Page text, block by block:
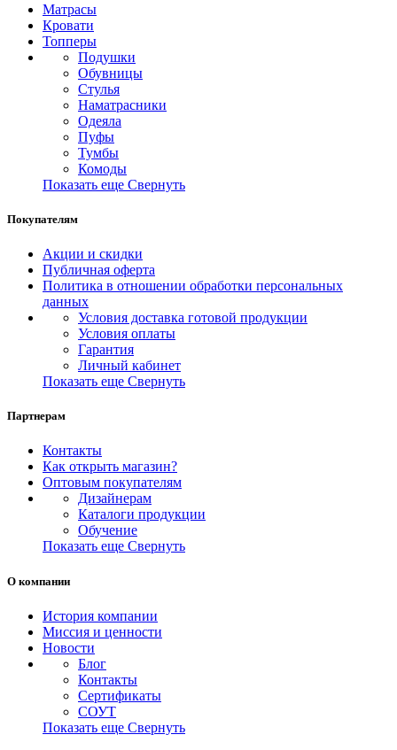
Матрасы
Кровати
Топперы
Подушки
Обувницы
Стулья
Наматрасники
Одеяла
Пуфы
Тумбы
Комоды
Показать еще Свернуть
Покупателям
Акции и скидки
Публичная оферта
Политика в отношении обработки персональных
данных
Условия доставка готовой продукции
Условия оплаты
Гарантия
Личный кабинет
Показать еще Свернуть
Партнерам
Контакты
Как открыть магазин?
Оптовым покупателям
Дизайнерам
Каталоги продукции
Обучение
Показать еще Свернуть
О компании
История компании
Миссия и ценности
Новости
Блог
Контакты
Сертификаты
СОУТ
Показать еще Свернуть